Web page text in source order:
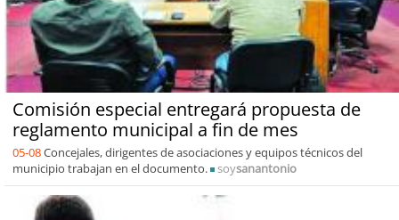
Comisión especial entregará propuesta de
reglamento municipal a fin de mes
05-08Concejales, dirigentes de asociaciones y equipos técnicos del
municipio trabajan en el documento.
soysanantonio